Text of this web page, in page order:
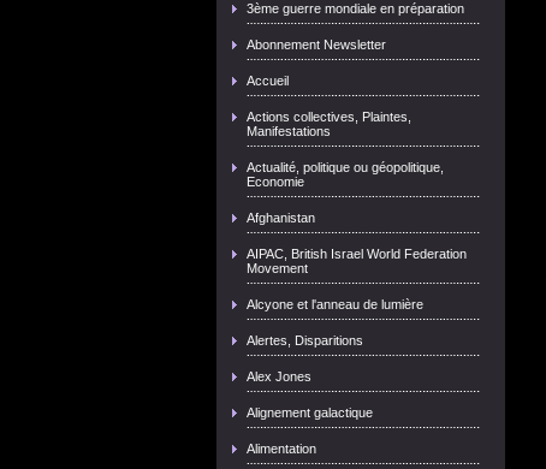
3ème guerre mondiale en préparation
Abonnement Newsletter
Accueil
Actions collectives, Plaintes,
Manifestations
Actualité, politique ou géopolitique,
Economie
Afghanistan
AIPAC, British Israel World Federation
Movement
Alcyone et l'anneau de lumière
Alertes, Disparitions
Alex Jones
Alignement galactique
Alimentation